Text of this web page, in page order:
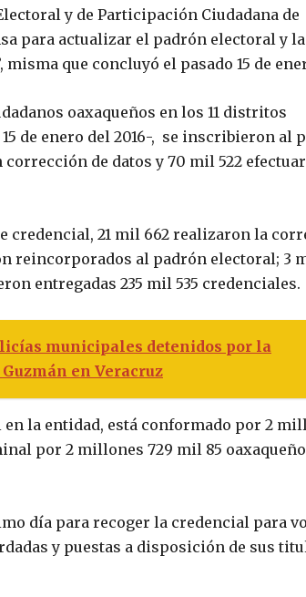
y de Participación Ciudadana de
para actualizar el padrón electoral y
que concluyó el pasado 15 de
oaxaqueños en los 11 distritos
de enero del 2016-, se inscribieron al
de datos y 70 mil 522
credencial, 21 mil 662 realizaron la
reincorporados al padrón electoral; 3
entregadas 235 mil 535 credenciales.
municipales detenidos por la
en Veracruz
en la entidad, está conformado por 2
por 2 millones 729 mil 85
día para recoger la credencial para
y puestas a disposición de sus